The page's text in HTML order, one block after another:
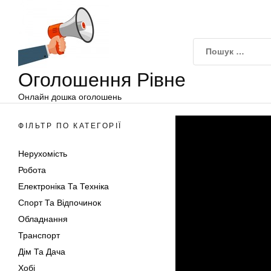
Оголошення Рівне
Онлайн дошка оголошень
ФІЛЬТР ПО КАТЕГОРІЇ
Нерухомість
Робота
Електроніка Та Техніка
Спорт Та Відпочинок
Обладнання
Транспорт
Дім Та Дача
Хобі